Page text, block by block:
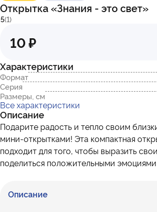
Открытка «Знания - это свет»
5(1)
Характеристики
Формат
Серия
Размеры, см
Все характеристики
Описание
Подарите радость и тепло своим
мини-открытками! Эта компактная
подходит для того, чтобы выразить
поделиться положительными
10 ₽
Описание